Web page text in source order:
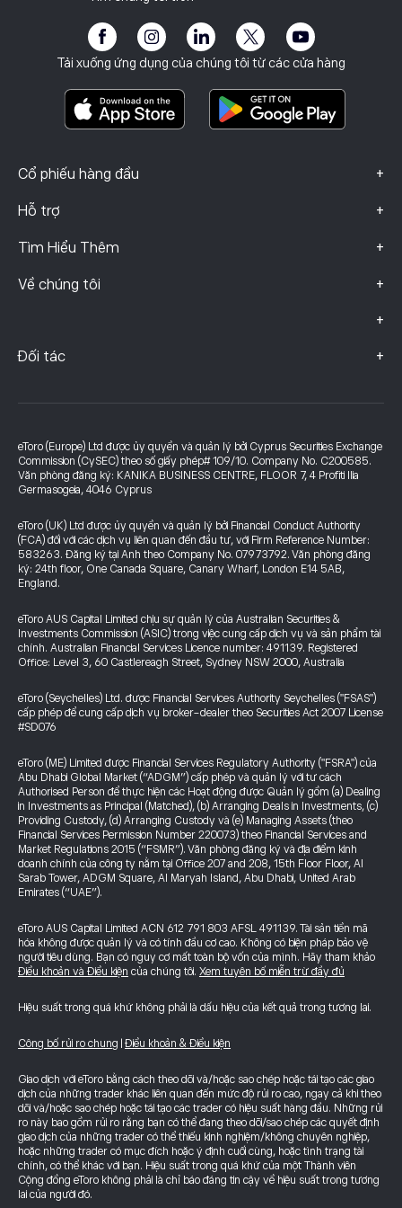
Tải xuống ứng dụng của chúng tôi từ các cửa hàng
Cổ phiếu hàng đầu +
Hỗ trợ +
Tìm Hiểu Thêm +
Về chúng tôi +
+
Công bố rủi ro
Điều khoản & Điều kiện
Tài Liệu Thông Tin Quan Trọng
Dữ liệu khiếu nại (Khách hàng FCA)
Đối tác +
Chương trình liên kết
Bảo hiểm đầu tư
eToro (Europe) Ltd được ủy quyền và quản lý bởi Cyprus Securities Exchange
Commission (CySEC) theo số giấy phép# 109/10. Company No. C200585.
Văn phòng đăng ký: KANIKA BUSINESS CENTRE, FLOOR 7, 4 Profiti Ilia
Germasogeia, 4046 Cyprus
eToro (UK) Ltd được ủy quyền và quản lý bởi Financial Conduct Authority
(FCA) đối với các dịch vụ liên quan đến đầu tư, với Firm Reference Number:
583263. Đăng ký tại Anh theo Company No. 07973792. Văn phòng đăng
ký: 24th floor, One Canada Square, Canary Wharf, London E14 5AB,
England.
eToro AUS Capital Limited chịu sự quản lý của Australian Securities &
Investments Commission (ASIC) trong việc cung cấp dịch vụ và sản phẩm tài
chính. Australian Financial Services Licence number: 491139. Registered
Office: Level 3, 60 Castlereagh Street, Sydney NSW 2000, Australia
eToro (Seychelles) Ltd. được Financial Services Authority Seychelles ("FSAS")
cấp phép để cung cấp dịch vụ broker-dealer theo Securities Act 2007 License
#SD076
eToro (ME) Limited được Financial Services Regulatory Authority ("FSRA") của
Abu Dhabi Global Market (“ADGM”) cấp phép và quản lý với tư cách
Authorised Person để thực hiện các Hoạt động được Quản lý gồm (a) Dealing
in Investments as Principal (Matched), (b) Arranging Deals in Investments, (c)
Providing Custody, (d) Arranging Custody và (e) Managing Assets (theo
Financial Services Permission Number 220073) theo Financial Services and
Market Regulations 2015 (“FSMR”). Văn phòng đăng ký và địa điểm kinh
doanh chính của công ty nằm tại Office 207 and 208, 15th Floor Floor, Al
Sarab Tower, ADGM Square, Al Maryah Island, Abu Dhabi, United Arab
Emirates (“UAE”).
eToro AUS Capital Limited ACN 612 791 803 AFSL 491139. Tài sản tiền mã
hóa không được quản lý và có tính đầu cơ cao. Không có biện pháp bảo vệ
người tiêu dùng. Bạn có nguy cơ mất toàn bộ vốn của mình. Hãy tham khảo
Điều khoản và Điều kiện của chúng tôi. Xem tuyên bố miễn trừ đầy đủ
Hiệu suất trong quá khứ không phải là dấu hiệu của kết quả trong tương lai.
Công bố rủi ro chung Điều khoản & Điều kiện
Giao dịch với eToro bằng cách theo dõi và/hoặc sao chép hoặc tái tạo các giao
dịch của những trader khác liên quan đến mức độ rủi ro cao, ngay cả khi theo
dõi và/hoặc sao chép hoặc tái tạo các trader có hiệu suất hàng đầu. Những rủi
ro này bao gồm rủi ro rằng bạn có thể đang theo dõi/sao chép các quyết định
giao dịch của những trader có thể thiếu kinh nghiệm/không chuyên nghiệp,
hoặc những trader có mục đích hoặc ý định cuối cùng, hoặc tình trạng tài
chính, có thể khác với bạn. Hiệu suất trong quá khứ của một Thành viên
Cộng đồng eToro không phải là chỉ báo đáng tin cậy về hiệu suất trong tương
lai của người đó.